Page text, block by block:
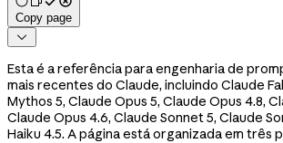
Copy page

Esta é a referência para engenharia de
mais recentes do Claude, incluindo Claude
Mythos 5, Claude Opus 5, Claude Opus 4.8,
Claude Opus 4.6, Claude Sonnet 5, Claude
Haiku 4.5. A página está organizada em três